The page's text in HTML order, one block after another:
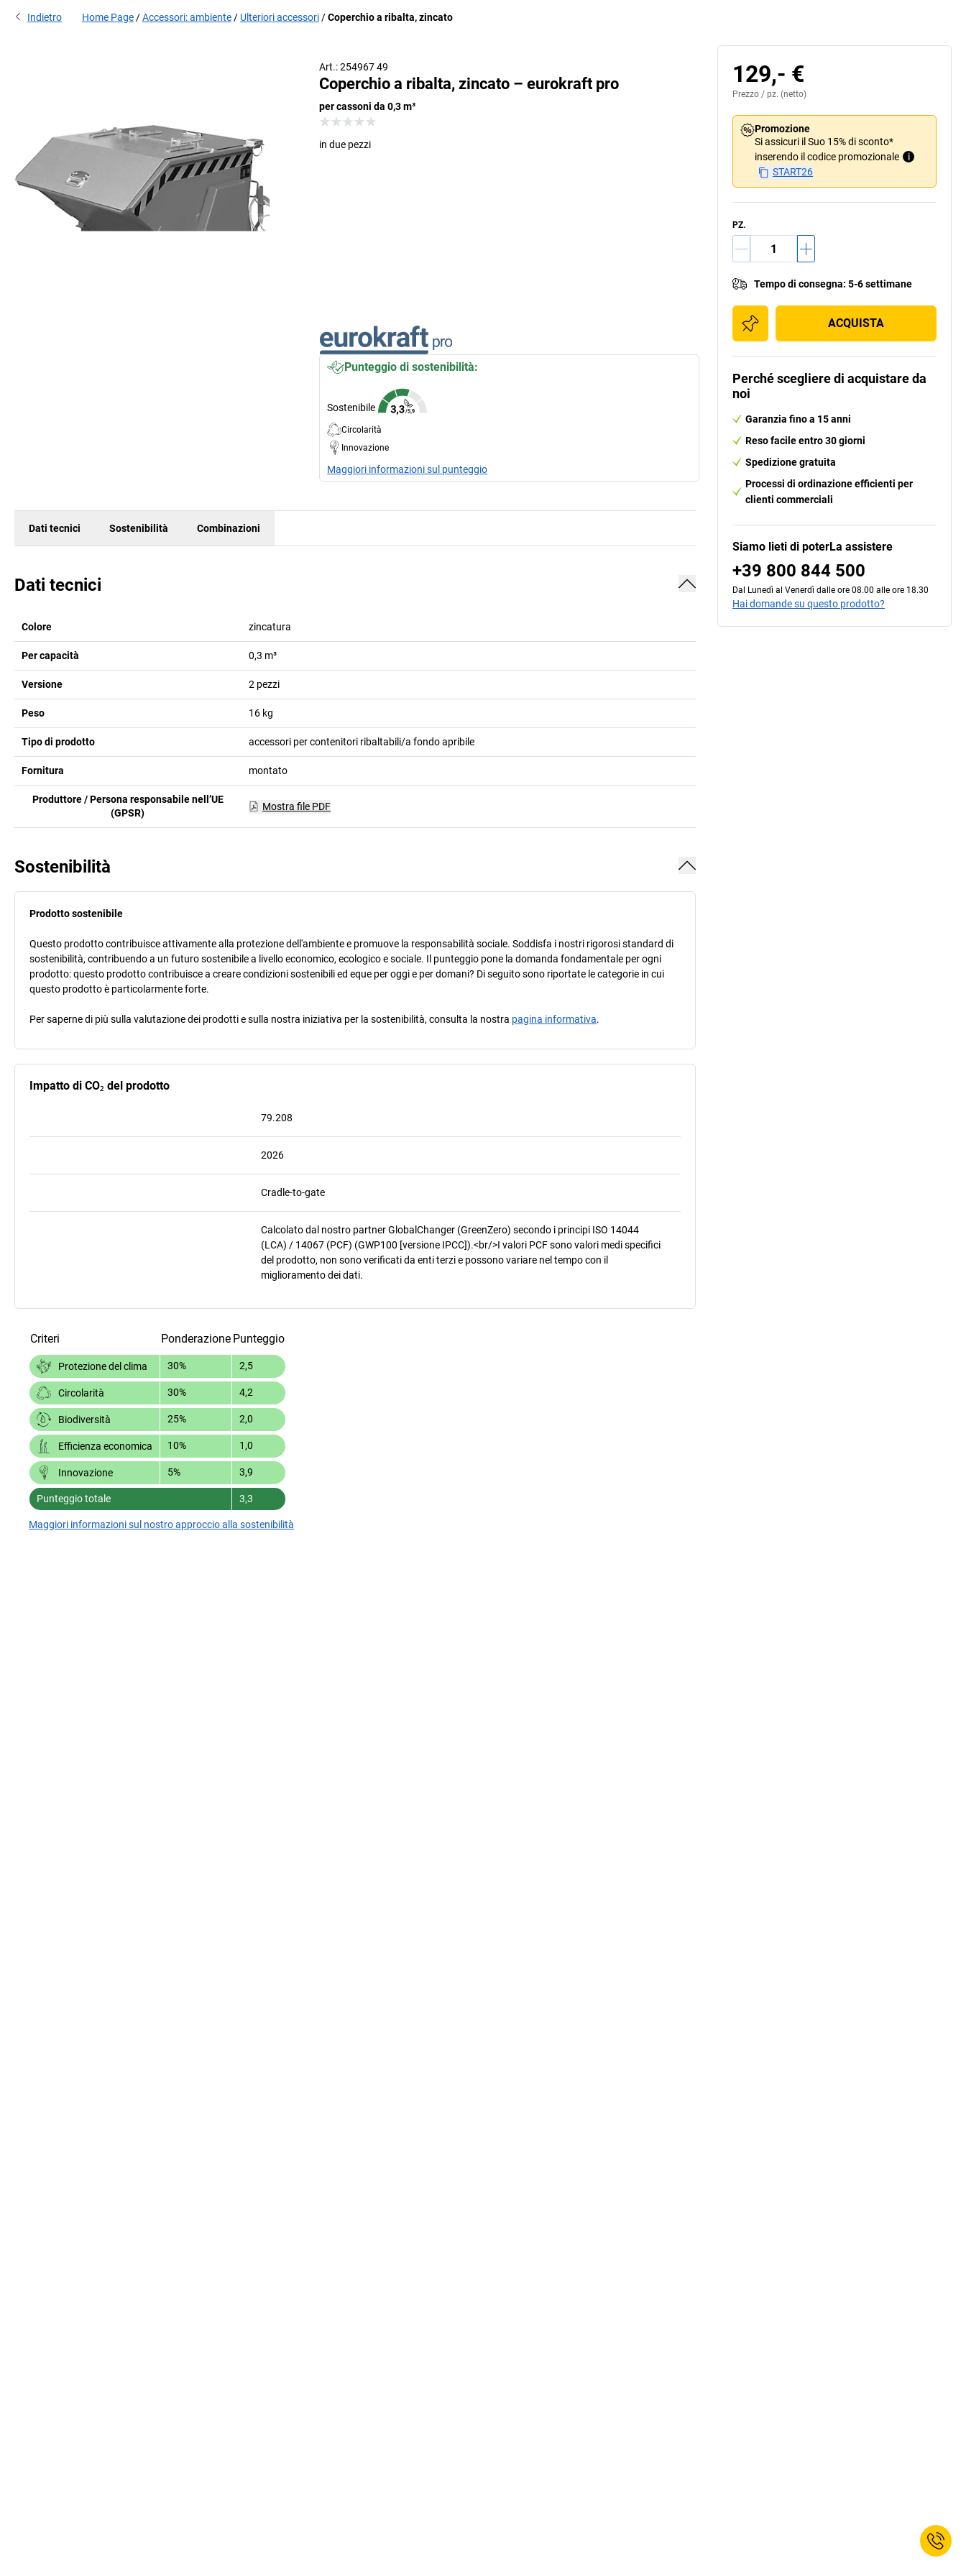
Indietro Home Page Accessori: ambiente Ulteriori accessori Coperchio a ribalta, zincato
Art.: 254967 49
Coperchio a ribalta, zincato – eurokraft pro
per cassoni da 0,3 m³
in due pezzi
Punteggio di sostenibilità:
Sostenibile
Circolarità
Innovazione
Maggiori informazioni sul punteggio
Dati tecnici Sostenibilità Combinazioni
Dati tecnici
Colore zincatura
Per capacità 0,3 m³
Versione 2 pezzi
Peso 16 kg
Tipo di prodotto accessori per contenitori ribaltabili/a fondo apribile
Fornitura montato
Produttore / Persona responsabile nell’UE
(GPSR)
Mostra file PDF
Sostenibilità
Prodotto sostenibile
Questo prodotto contribuisce attivamente alla protezione dell'ambiente e promuove la responsabilità sociale. Soddisfa i nostri rigorosi standard di
sostenibilità, contribuendo a un futuro sostenibile a livello economico, ecologico e sociale. Il punteggio pone la domanda fondamentale per ogni
prodotto: questo prodotto contribuisce a creare condizioni sostenibili ed eque per oggi e per domani? Di seguito sono riportate le categorie in cui
questo prodotto è particolarmente forte.
Per saperne di più sulla valutazione dei prodotti e sulla nostra iniziativa per la sostenibilità, consulta la nostra pagina informativa.
Impatto di CO₂ del prodotto
79.208
2026
Cradle-to-gate
Calcolato dal nostro partner GlobalChanger (GreenZero) secondo i principi ISO 14044
(LCA) / 14067 (PCF) (GWP100 [versione IPCC]).<br/>I valori PCF sono valori medi specifici
del prodotto, non sono verificati da enti terzi e possono variare nel tempo con il
miglioramento dei dati.
Criteri Ponderazione Punteggio
Protezione del clima 30% 2,5
Circolarità 30% 4,2
Biodiversità 25% 2,0
Efficienza economica 10% 1,0
Innovazione 5% 3,9
Punteggio totale 3,3
Maggiori informazioni sul nostro approccio alla sostenibilità
129,- €
Prezzo / pz. (netto)
Promozione
Si assicuri il Suo 15% di sconto*
inserendo il codice promozionale
i
START26
PZ.
Tempo di consegna: 5-6 settimane
ACQUISTA
Perché scegliere di acquistare da
noi
Garanzia fino a 15 anni
Reso facile entro 30 giorni
Spedizione gratuita
Processi di ordinazione efficienti per
clienti commerciali
Siamo lieti di poterLa assistere
+39 800 844 500
Dal Lunedì al Venerdì dalle ore 08.00 alle ore 18.30
Hai domande su questo prodotto?